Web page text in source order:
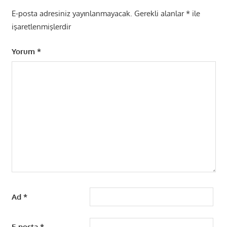
E-posta adresiniz yayınlanmayacak. Gerekli alanlar*ile
işaretlenmişlerdir
Yorum *
Ad *